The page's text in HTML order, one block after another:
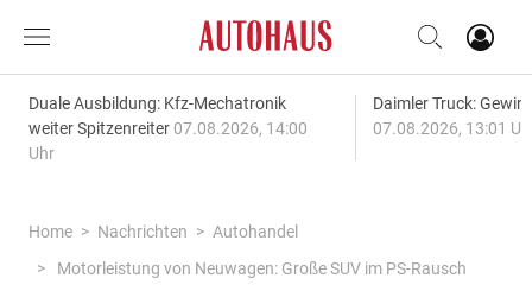
Duale Ausbildung: Kfz-Mechatronik
weiter Spitzenreiter 07.08.2026, 14:00
Uhr
Daimler Truck:
07.08.2026, 13:01
Home Nachrichten
Autohandel
Motorleistung von Neuwagen: Große SUV im PS-Rausch